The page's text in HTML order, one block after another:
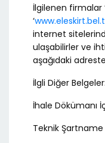
İlgilenen firmalar
‘
internet
ulaşabilirler ve
aşağıdaki
İlgli Diğer Belgeler:
İhale Dökümanı
Teknik Şartname